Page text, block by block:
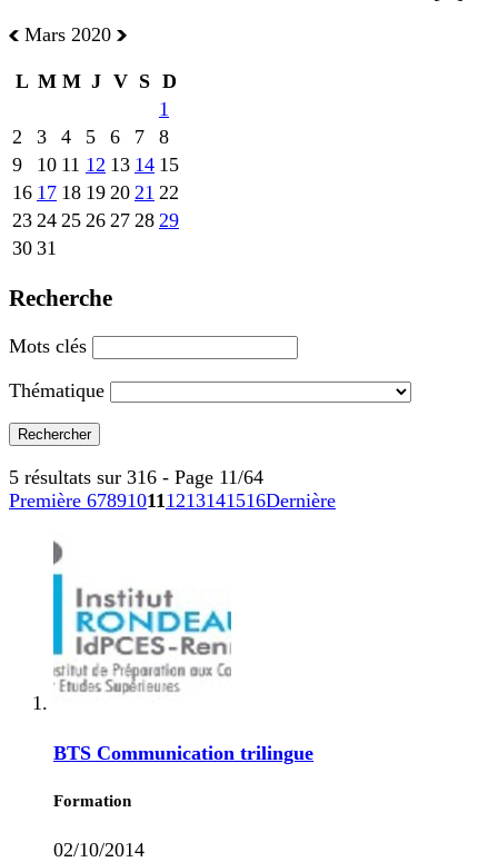
Mars 2020
L M M J V S D
1
2
3 4 5 6 7
8
9
10 11 12 13 14 15
16 17 18 19 20 21 22
23 24 25 26 27 28 29
30 31
Recherche
Mots clés
Thématique
5 résultats sur 316 - Page 11/64
Première 67891011 1213141516Dernière
BTS Communication trilingue
Formation
02/10/2014